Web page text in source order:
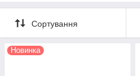
Сортування
Новинка